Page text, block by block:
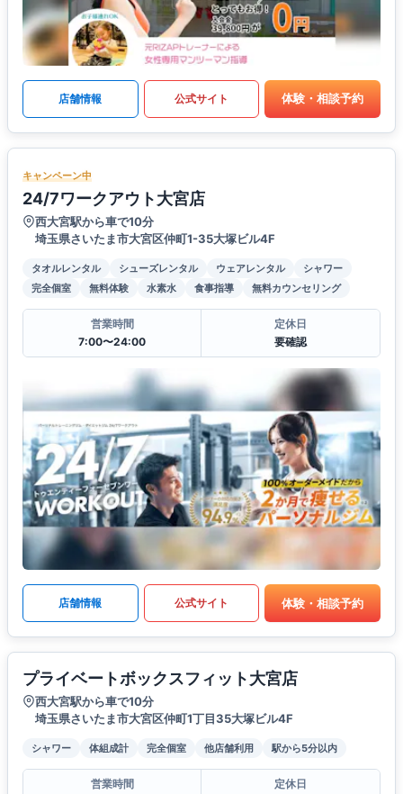
店舗情報 公式サイト 体験・相談予約
キャンペーン中
24/7ワークアウト大宮店
西大宮駅から車で10分
埼玉県さいたま市大宮区仲町1-35大塚ビル4F
タオルレンタル シューズレンタル ウェアレンタル
シャワー
完全個室
無料体験 水素水 食事指導 無料カウンセリング
営業時間
7:00〜24:00
定休日
要確認
店舗情報 公式サイト 体験・相談予約
プライベートボックスフィット大宮店
西大宮駅から車で10分
埼玉県さいたま市大宮区仲町1丁目35大塚ビル4F
シャワー 体組成計 完全個室 他店舗利用 駅から5分以内
営業時間
定休日